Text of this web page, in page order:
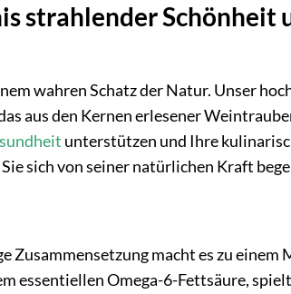
strahlender Schönheit
wahren Schatz der Natur. Unser
aus den Kernen erlesener
unterstützen und Ihre
sich von seiner natürlichen Kraft
Zusammensetzung macht es zu
essentiellen Omega-6-Fettsäure,